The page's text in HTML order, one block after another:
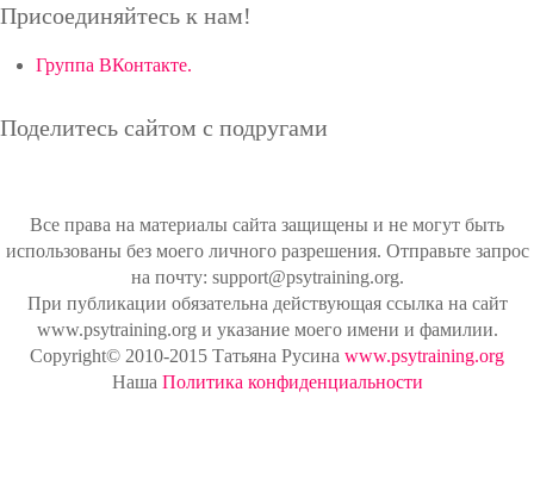
Присоединяйтесь к нам!
Группа ВКонтакте.
Поделитесь сайтом с подругами
Все права на материалы сайта защищены и не могут быть
использованы без моего личного разрешения. Отправьте запрос
на почту: support@psytraining.org.
При публикации обязательна действующая ссылка на сайт
www.psytraining.org и указание моего имени и фамилии.
Copyright© 2010-2015 Татьяна Русина www.psytraining.org
Наша Политика конфиденциальности